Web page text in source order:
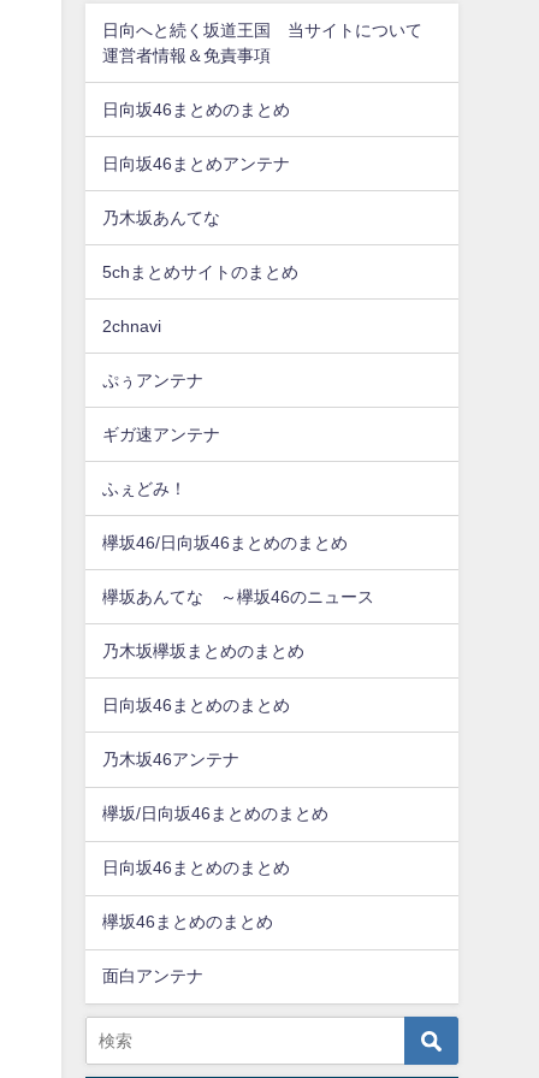
日向へと続く坂道王国 当サイトについて
運営者情報＆免責事項
日向坂46まとめのまとめ
日向坂46まとめアンテナ
乃木坂あんてな
5chまとめサイトのまとめ
2chnavi
ぷぅアンテナ
ギガ速アンテナ
ふぇどみ！
欅坂46/日向坂46まとめのまとめ
欅坂あんてな ～欅坂46のニュース
乃木坂欅坂まとめのまとめ
日向坂46まとめのまとめ
乃木坂46アンテナ
欅坂/日向坂46まとめのまとめ
日向坂46まとめのまとめ
欅坂46まとめのまとめ
面白アンテナ